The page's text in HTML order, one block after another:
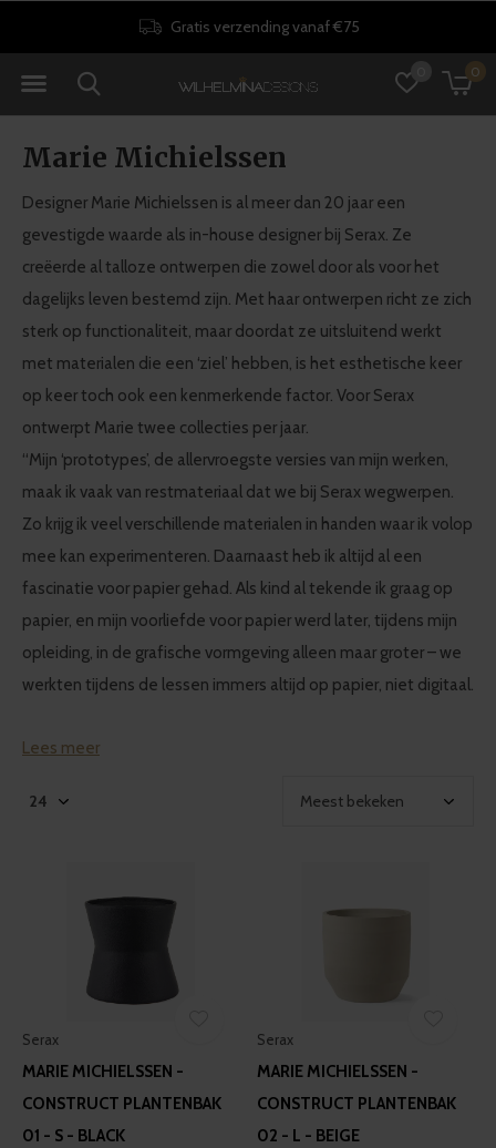
0
30 dagen retourrecht
Marie Michielssen
Designer Marie Michielssen is al meer dan 20 jaar een
gevestigde waarde als in-house designer bij Serax. Ze
creëerde al talloze ontwerpen die zowel door als voor het
dagelijks leven bestemd zijn. Met haar ontwerpen richt ze zich
sterk op functionaliteit, maar doordat ze uitsluitend werkt
met materialen die een ‘ziel’ hebben, is het esthetische keer
op keer toch ook een kenmerkende factor. Voor Serax
ontwerpt Marie twee collecties per jaar.
“Mijn ‘prototypes’, de allervroegste versies van mijn werken,
maak ik vaak van restmateriaal dat we bij Serax wegwerpen.
Zo krijg ik veel verschillende materialen in handen waar ik volop
mee kan experimenteren. Daarnaast heb ik altijd al een
fascinatie voor papier gehad. Als kind al tekende ik graag op
papier, en mijn voorliefde voor papier werd later, tijdens mijn
opleiding, in de grafische vormgeving alleen maar groter – we
werkten tijdens de lessen immers altijd op papier, niet digitaal.
Lees meer
Serax
MARIE MICHIELSSEN -
CONSTRUCT PLANTENBAK
01 - S - BLACK
Serax
MARIE MICHIELSSEN -
CONSTRUCT PLANTENBAK
02 - L - BEIGE